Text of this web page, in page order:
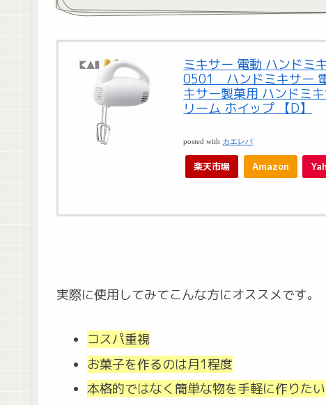
ミキサー 電動 ハンドミ
0501 ハンドミキサー
キサー製菓用 ハンドミ
リーム ホイップ 【D】
posted with カエレバ
楽天市場 Amazon
実際に使用してみてこんな方にオススメです。
コスパ重視
お菓子を作るのは月1程度
本格的ではなく簡単な物を手軽に作りたい